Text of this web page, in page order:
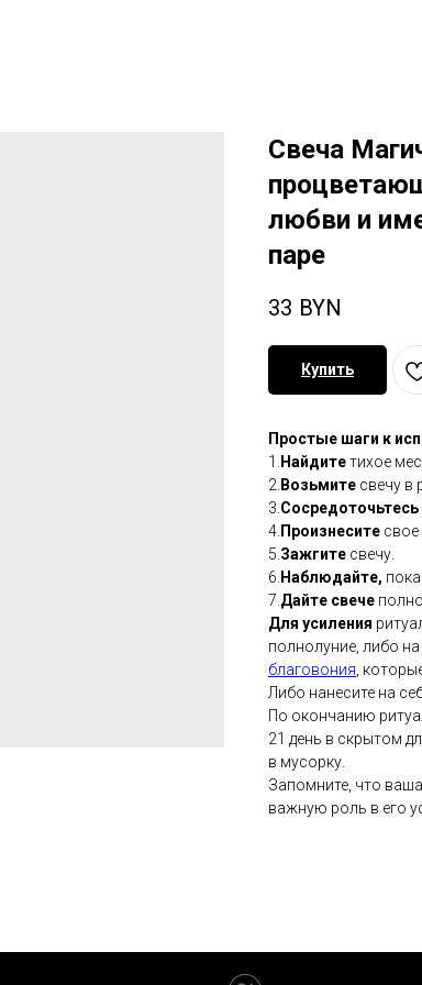
Свеча
любви и
паре
33 BYN
Купить
Простые шаги к
1. Найдитетихое
2. Возьмите свечу в
3.Сосредоточьтесь
4. Произнесите свое
5.Зажгите свечу.
6. Наблюдайте,
7.Дайте свече
Для усиления
полнолуние, либо
благовония,
Либо нанесите на
По окончанию
21 день в скрытом
в мусорку.
Запомните, что
важную роль в его